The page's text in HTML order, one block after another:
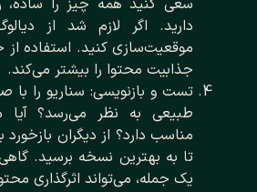
سعی کنید همه چیز را ساده،
دارید. اگر لازم شد از
موقعیت‌سازی کنید. استفاده از
جذابیت محتوا را بیشتر می‌کند.
تست و بازنویسی: سناریو را با
طبیعی به نظر می‌رسد؟ آیا
مناسب دارد؟ از دیگران
تا به بهترین نسخه برسید.
یک جمله، می‌تواند اثرگذاری